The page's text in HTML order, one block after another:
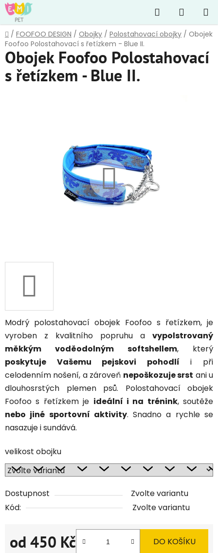
Přejít
na
obsah
Hledat
KOŠÍK
Domů
/ FOOFOO DESIGN / Obojky / Polostahovací obojky / Obojek
Foofoo Polostahovací s řetízkem - Blue II.
Modrý polostahovací obojek Foofoo s řetízkem, je
vyroben z kvalitního popruhu a vypolstrovaný
měkkým voděodolným softshellem, který
poskytuje Vašemu pejskovi pohodlí i při
celodenním nošení, a zároveň nepoškozuje srst ani u
dlouhosrstých plemen psů. Polostahovací obojek
Foofoo s řetízkem je ideální i na trénink, soutěže
nebo jiné sportovní aktivity. Snadno a rychle se
nasazuje i sundává.
velikost obojku
Dostupnost
Zvolte variantu
Kód:
Zvolte variantu
od 450 Kč DO KOŠÍKU
Obojek Foofoo Polostahovací
s řetízkem - Blue II.